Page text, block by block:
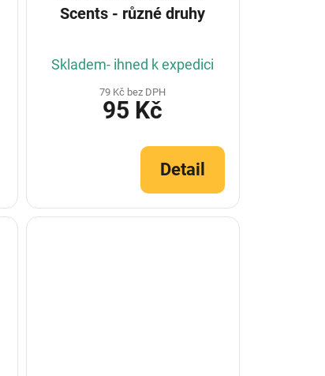
Scents - různé druhy
Skladem- ihned k expedici
79 Kč bez DPH
95 Kč
Detail